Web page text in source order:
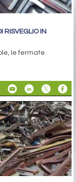
RISVEGLIO IN
le fermate